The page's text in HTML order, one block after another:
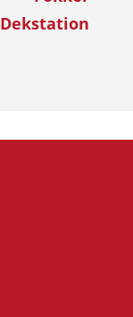
Dekstation